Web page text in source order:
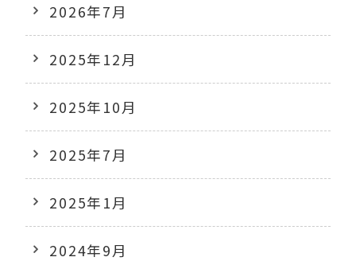
2026年7月
2025年12月
2025年10月
2025年7月
2025年1月
2024年9月